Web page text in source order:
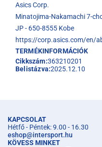
Asics Corp.
Minatojima-Nakamachi 7-
JP - 650-8555 Kobe
https://corp.asics.com/en/
TERMÉKINFORMÁCIÓK
Cikkszám:363210201
Belistázva:2025.12.10
KAPCSOLAT
Hétfő - Péntek: 9.00 - 16.30
eshop@intersport.hu
KÖVESS MINKET